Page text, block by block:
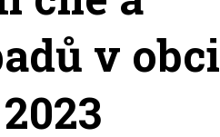
v obci